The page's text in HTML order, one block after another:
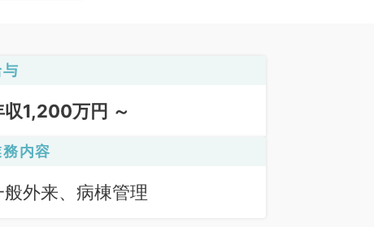
収1,200万円 ～
内容
般外来、病棟管理